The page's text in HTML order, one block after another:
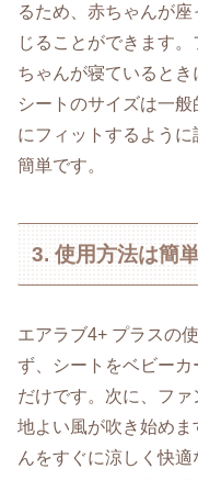
るため、赤ちゃんが
じることができます
ちゃんが寝ているとき
シートのサイズは一
にフィットするよう
簡単です。
3. 使用方法は簡単
エアラブ4+ プラスの
ず、シートをベビー
だけです。次に、フ
地よい風が吹き始め
んをすぐに涼しく快